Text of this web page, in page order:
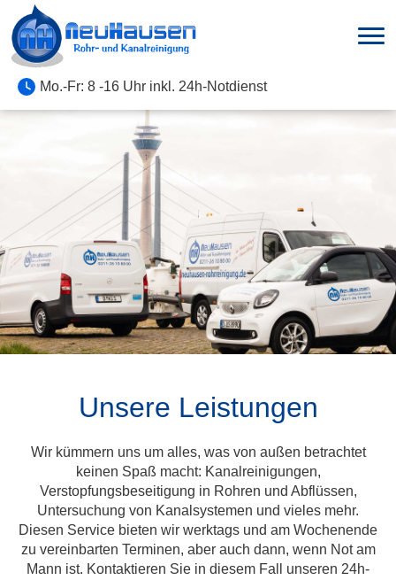
Zum
Inhalt
Mo.-Fr: 8 -16 Uhr inkl. 24h-Notdienst
Unsere Leistungen
Wir kümmern uns um alles, was von außen betrachtet
keinen Spaß macht: Kanalreinigungen,
Verstopfungsbeseitigung in Rohren und Abflüssen,
Untersuchung von Kanalsystemen und vieles mehr.
Diesen Service bieten wir werktags und am Wochenende
zu vereinbarten Terminen, aber auch dann, wenn Not am
Mann ist. Kontaktieren Sie in diesem Fall unseren 24h-